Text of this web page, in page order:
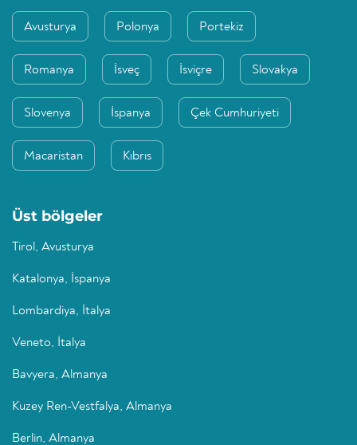
Avusturya Polonya Portekiz
Romanya İsveç İsviçre Slovakya
Slovenya İspanya Çek Cumhuriyeti
Macaristan Kıbrıs
Üst bölgeler
Tirol, Avusturya
Katalonya, İspanya
Lombardiya, İtalya
Veneto, İtalya
Bavyera, Almanya
Kuzey Ren-Vestfalya, Almanya
Berlin, Almanya